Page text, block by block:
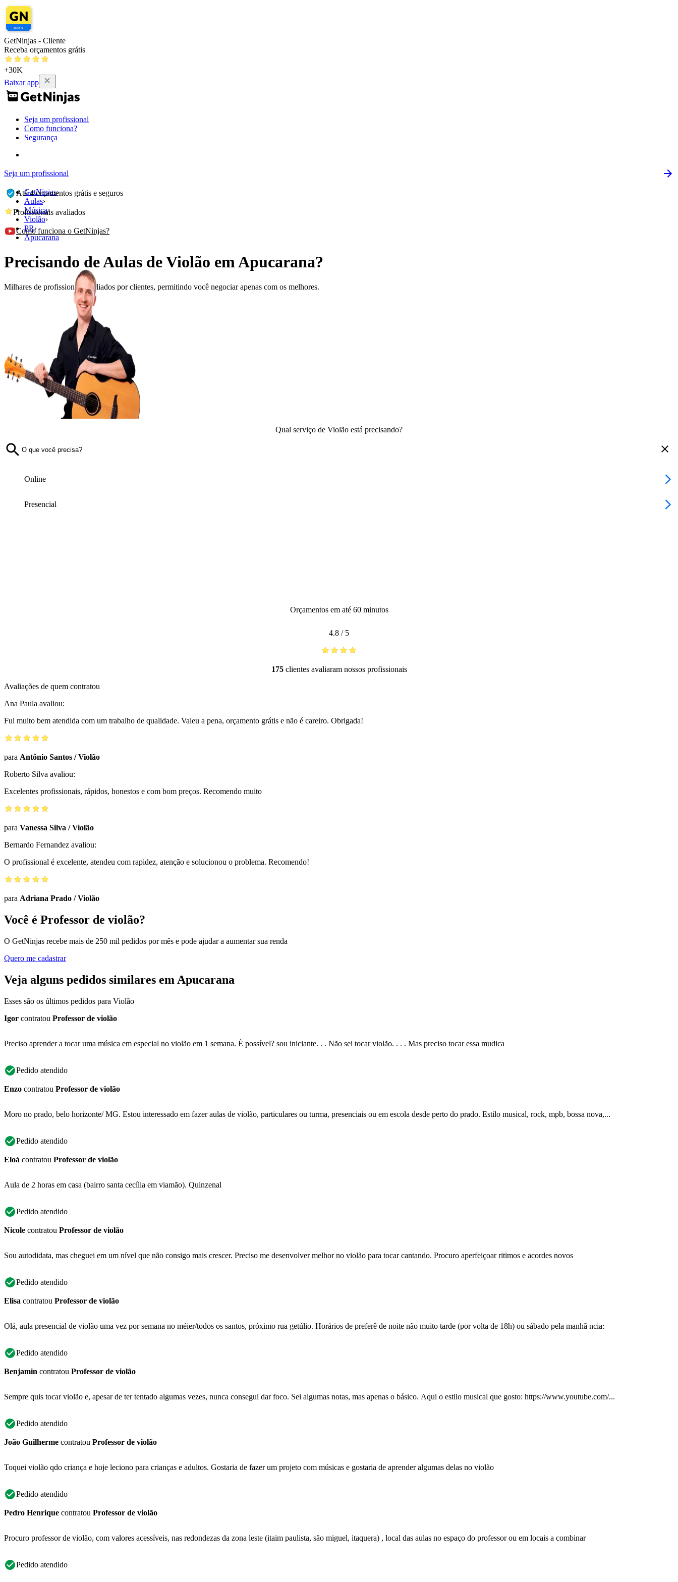
GetNinjas - Cliente
Receba orçamentos grátis
+30K
Baixar app
Seja um profissional
Como funciona?
Segurança
Seja um profissional
GetNinjas›
Aulas›
Música›
Violão›
PR›
Apucarana
Precisando de Aulas de Violão em Apucarana?
Milhares de profissionais avaliados por clientes, permitindo você negociar apenas com os melhores.
Até 4 orçamentos grátis e seguros
Profissionais avaliados
Como funciona o GetNinjas?
Qual serviço de Violão está precisando?
Online
Presencial
Orçamentos em até 60 minutos
4.8 / 5
175clientes avaliaram nossos profissionais
Avaliações de quem contratou
Ana Paula avaliou:
Fui muito bem atendida com um trabalho de qualidade. Valeu a pena, orçamento grátis e não é careiro. Obrigada!
para Antônio Santos /Violão
Roberto Silva avaliou:
Excelentes profissionais, rápidos, honestos e com bom preços. Recomendo muito
para Vanessa Silva /Violão
Bernardo Fernandez avaliou:
O profissional é excelente, atendeu com rapidez, atenção e solucionou o problema. Recomendo!
para Adriana Prado /Violão
Você é Professor de violão?
O GetNinjas recebe mais de 250 mil pedidos por mês e pode ajudar a aumentar sua renda
Quero me cadastrar
Veja alguns pedidos similares em Apucarana
Esses são os últimos pedidos para Violão
Igor contratou Professor de violão
Preciso aprender a tocar uma música em especial no violão em 1 semana. É possível? sou iniciante. . . Não sei tocar violão. . . . Mas preciso tocar essa mudica
Pedido atendido
Enzo contratou Professor de violão
Moro no prado, belo horizonte/ MG. Estou interessado em fazer aulas de violão, particulares ou turma, presenciais ou em escola desde perto do prado. Estilo musical, rock, mpb, bossa nova,...
Pedido atendido
Eloá contratou Professor de violão
Aula de 2 horas em casa (bairro santa cecília em viamão). Quinzenal
Pedido atendido
Nicole contratou Professor de violão
Sou autodidata, mas cheguei em um nível que não consigo mais crescer. Preciso me desenvolver melhor no violão para tocar cantando. Procuro aperfeiçoar ritimos e acordes novos
Pedido atendido
Elisa contratou Professor de violão
Olá, aula presencial de violão uma vez por semana no méier/todos os santos, próximo rua getúlio. Horários de preferê de noite não muito tarde (por volta de 18h) ou sábado pela manhã ncia:
Pedido atendido
Benjamin contratou Professor de violão
Sempre quis tocar violão e, apesar de ter tentado algumas vezes, nunca consegui dar foco. Sei algumas notas, mas apenas o básico. Aqui o estilo musical que gosto: https://www.youtube.com/...
Pedido atendido
João Guilherme contratou Professor de violão
Toquei violão qdo criança e hoje leciono para crianças e adultos. Gostaria de fazer um projeto com músicas e gostaria de aprender algumas delas no violão
Pedido atendido
Pedro Henrique contratou Professor de violão
Procuro professor de violão, com valores acessíveis, nas redondezas da zona leste (itaim paulista, são miguel, itaquera) , local das aulas no espaço do professor ou em locais a combinar
Pedido atendido